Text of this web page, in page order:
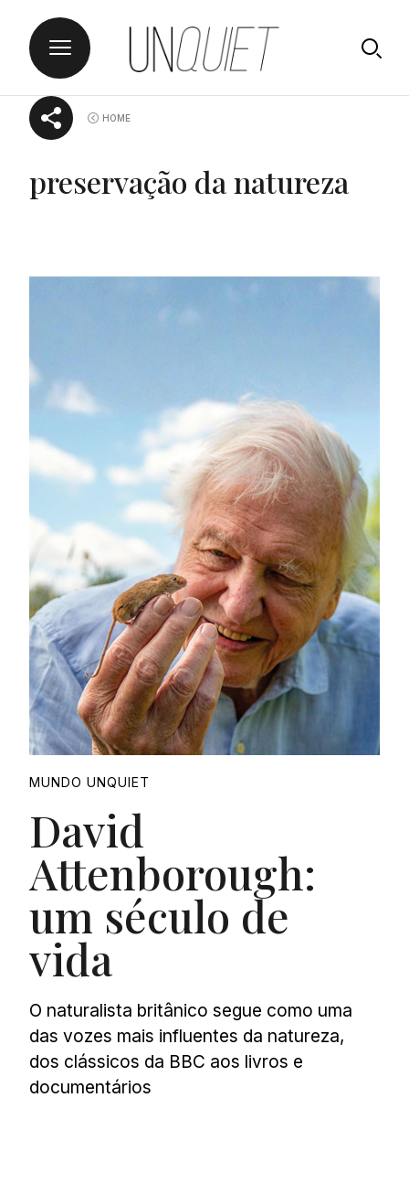
Skip
UNQUIET
Proudly
HOME
preservação da natureza
MUNDO UNQUIET
David
Attenborough:
um século de
vida
O naturalista britânico segue como uma
das vozes mais influentes da natureza,
dos clássicos da BBC aos livros e
documentários